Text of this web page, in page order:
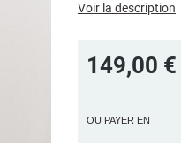
Voir la description
149,00 €
OU PAYER EN